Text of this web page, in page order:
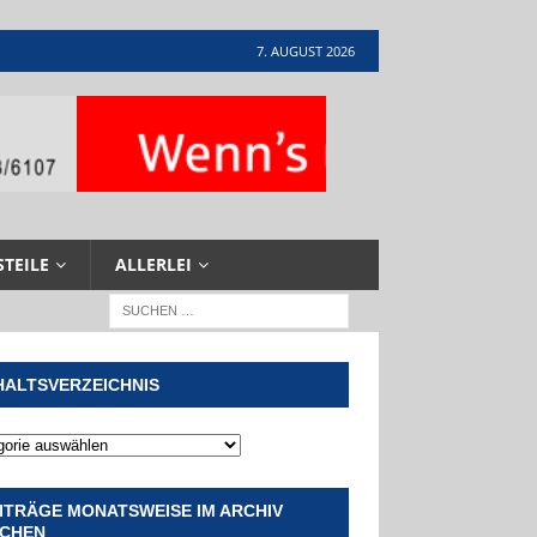
7. AUGUST 2026
ALLERLEI
MONATSWEISE IM ARCHIV